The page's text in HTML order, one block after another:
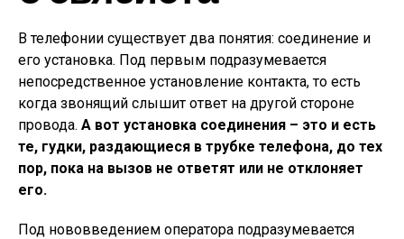
В телефонии существует два понятия: соединение и
его установка. Под первым подразумевается
непосредственное установление контакта, то есть
когда звонящий слышит ответ на другой стороне
провода. А вот установка соединения – это и есть
те, гудки, раздающиеся в трубке телефона, до тех
пор, пока на вызов не ответят или не отклоняет
его.
Под нововведением оператора подразумевается